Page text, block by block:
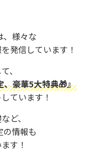
、様々な
発信しています！
、
、豪華5大特典🎁』
ています！
ど、
の情報も
す！